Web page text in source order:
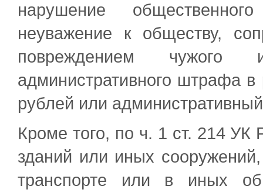
нарушение
неуважение к обществу,
повреждением чужого
административного штрафа
рублей или
Кроме того, по ч. 1 ст. 214 УК
зданий или иных
транспорте или в иных